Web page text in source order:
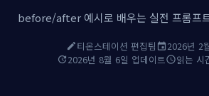
before/after 예시로 배우는 실전 프롬프
edit 티온스테이션 편집팀 event 2026년 2
update 2026년 8월 6일 업데이트schedule읽는 시